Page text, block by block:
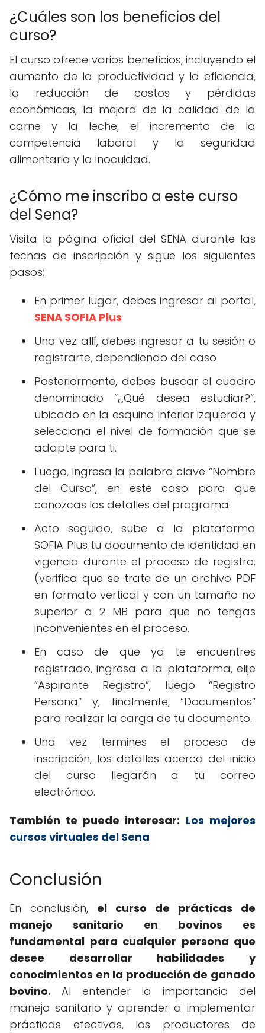
¿Cuáles son los beneficios del
curso?
El curso ofrece varios beneficios, incluyendo el
aumento de la productividad y la eficiencia,
la reducción de costos y pérdidas
económicas, la mejora de la calidad de la
carne y la leche, el incremento de la
competencia laboral y la seguridad
alimentaria y la inocuidad.
¿Cómo me inscribo a este curso
del Sena?
Visita la página oficial del SENA durante las
fechas de inscripción y sigue los siguientes
pasos:
En primer lugar, debes ingresar al portal,
SENA SOFIA Plus
Una vez allí, debes ingresar a tu sesión o
registrarte, dependiendo del caso
Posteriormente, debes buscar el cuadro
denominado “¿Qué desea estudiar?”,
ubicado en la esquina inferior izquierda y
selecciona el nivel de formación que se
adapte para ti.
Luego, ingresa la palabra clave “Nombre
del Curso”, en este caso para que
conozcas los detalles del programa.
Acto seguido, sube a la plataforma
SOFIA Plus tu documento de identidad en
vigencia durante el proceso de registro.
(verifica que se trate de un archivo PDF
en formato vertical y con un tamaño no
superior a 2 MB para que no tengas
inconvenientes en el proceso.
En caso de que ya te encuentres
registrado, ingresa a la plataforma, elije
“Aspirante Registro”, luego “Registro
Persona” y, finalmente, “Documentos”
para realizar la carga de tu documento.
Una vez termines el proceso de
inscripción, los detalles acerca del inicio
del curso llegarán a tu correo
electrónico.
También te puede interesar: Los mejores
cursos virtuales del Sena
Conclusión
En conclusión, el curso de prácticas de
manejo sanitario en bovinos es
fundamental para cualquier persona que
desee desarrollar habilidades y
conocimientos en la producción de ganado
bovino. Al entender la importancia del
manejo sanitario y aprender a implementar
prácticas efectivas, los productores de